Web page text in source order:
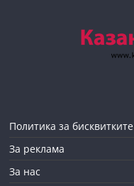
Политика за бисквитките
За реклама
За нас